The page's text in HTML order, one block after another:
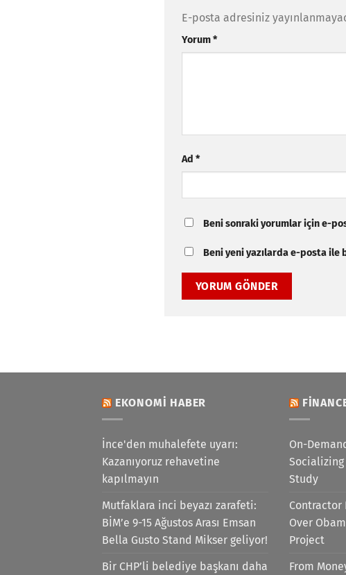
E-posta adresiniz
Yorum*
Ad *
Beni sonraki yorumlar için e-
Beni yeni yazılarda e-posta ile
EKONOMI HABER
İnce'den muhalefete uyarı:
Kazanıyoruz rehavetine
kapılmayın
Mutfaklara inci beyazı zarafeti:
BİM’e 9-15 Ağustos Arası Emsan
Bella Gusto Stand Mikser geliyor!
Bir CHP’li belediye başkanı daha
On-
Study
Contractor
Over
Project
From